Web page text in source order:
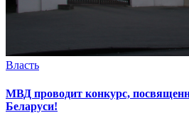
Власть
МВД проводит конкурс,
Беларуси!